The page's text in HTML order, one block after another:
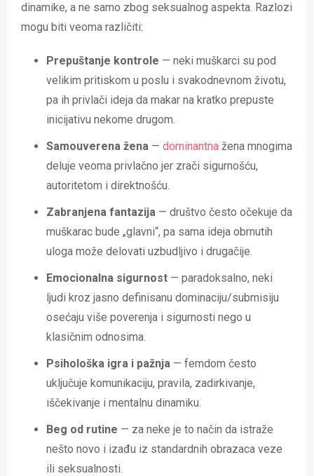
dinamike, a ne samo zbog seksualnog aspekta. Razlozi
mogu biti veoma različiti:
Prepuštanje kontrole — neki muškarci su pod
velikim pritiskom u poslu i svakodnevnom životu,
pa ih privlači ideja da makar na kratko prepuste
inicijativu nekome drugom.
Samouverena žena — dominantna žena mnogima
deluje veoma privlačno jer zrači sigurnošću,
autoritetom i direktnošću.
Zabranjena fantazija — društvo često očekuje da
muškarac bude „glavni“, pa sama ideja obrnutih
uloga može delovati uzbudljivo i drugačije.
Emocionalna sigurnost — paradoksalno, neki
ljudi kroz jasno definisanu dominaciju/submisiju
osećaju više poverenja i sigurnosti nego u
klasičnim odnosima.
Psihološka igra i pažnja — femdom često
uključuje komunikaciju, pravila, zadirkivanje,
iščekivanje i mentalnu dinamiku.
Beg od rutine — za neke je to način da istraže
nešto novo i izađu iz standardnih obrazaca veze
ili seksualnosti.